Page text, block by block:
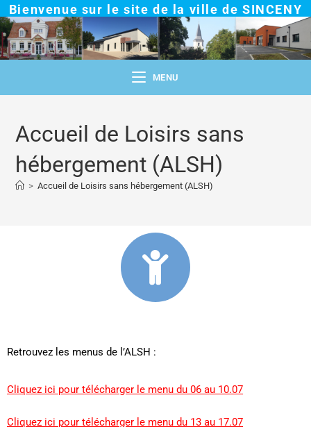
Bienvenue sur le site de la ville de SINCENY
MENU
Accueil de Loisirs sans
hébergement (ALSH)
> Accueil de Loisirs sans hébergement (ALSH)
Retrouvez les menus de l’ALSH :
Cliquez ici pour télécharger le menu du 06 au 10.07
Cliquez ici pour télécharger le menu du 13 au 17.07